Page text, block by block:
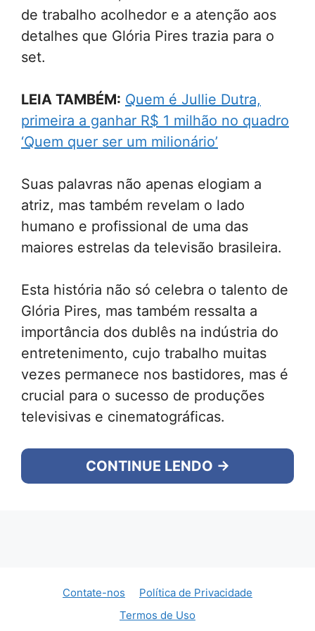
de trabalho acolhedor e a atenção aos
detalhes que Glória Pires trazia para o
set.
LEIA TAMBÉM: Quem é Jullie Dutra,
primeira a ganhar R$ 1 milhão no quadro
‘Quem quer ser um milionário’
Suas palavras não apenas elogiam a
atriz, mas também revelam o lado
humano e profissional de uma das
maiores estrelas da televisão brasileira.
Esta história não só celebra o talento de
Glória Pires, mas também ressalta a
importância dos dublês na indústria do
entretenimento, cujo trabalho muitas
vezes permanece nos bastidores, mas é
crucial para o sucesso de produções
televisivas e cinematográficas.
CONTINUE LENDO →
Contate-nos
Política de Privacidade
Termos de Uso